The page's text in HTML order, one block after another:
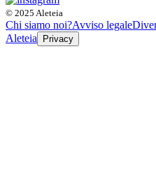
© 2025 Aleteia
Chi siamo noi?Avviso legale
Aleteia
Privacy